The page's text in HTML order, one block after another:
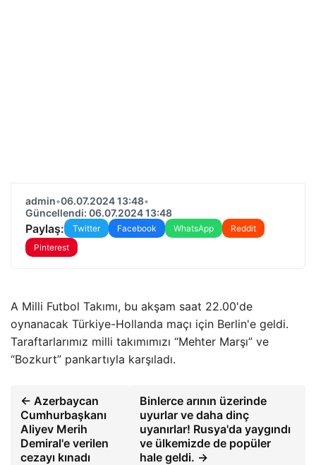
admin•06.07.2024 13:48•
Güncellendi: 06.07.2024 13:48
Paylaş: Twitter Facebook WhatsApp
Reddit
Pinterest
A Milli Futbol Takımı, bu akşam saat 22.00'de
oynanacak Türkiye-Hollanda maçı için Berlin'e geldi.
Taraftarlarımız milli takımımızı “Mehter Marşı” ve
“Bozkurt” pankartıyla karşıladı.
← Azerbaycan
Cumhurbaşkanı
Aliyev Merih
Demiral'e verilen
cezayı kınadı
Binlerce arının üzerinde
uyurlar ve daha dinç
uyanırlar! Rusya'da yaygındı
ve ülkemizde de popüler
hale geldi. →